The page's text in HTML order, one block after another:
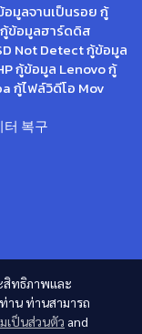
สิทธิภาพและ
าน ท่านสามารถ
เป็นส่วนตัว and
มูลจานเป็นรอย กู้
ข้อมูลฮาร์ดดิส
Not Detect กู้ข้อมูล
กู้ข้อมูล Lenovo กู้
กู้ไฟล์วิดีโอ Mov
복구